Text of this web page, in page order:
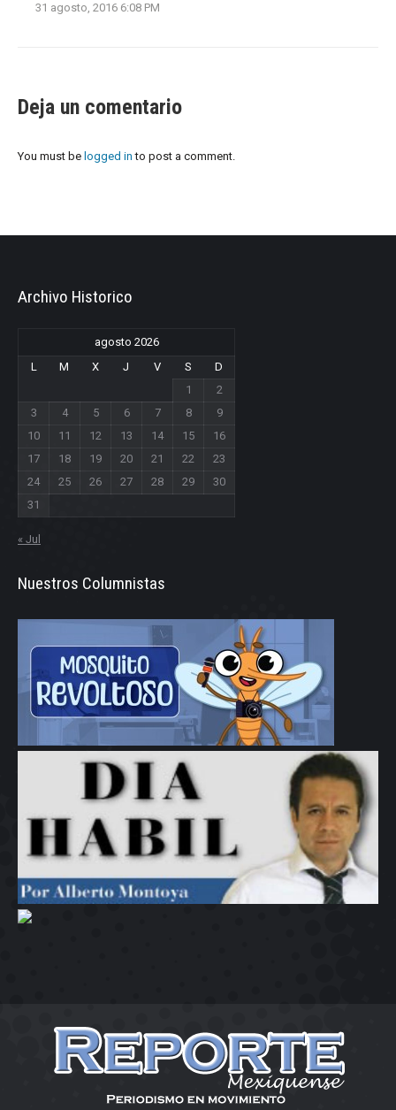
31 agosto, 2016 6:08 PM
Deja un comentario
You must be logged in to post a comment.
Archivo Historico
agosto 2026
L
M X J V S
D
1
2
3
4 5 6 7 8
9
10
11 12 13 14 15
16
17
18 19 20 21 22
23
24
25 26 27 28 29
30
31
« Jul
Nuestros Columnistas